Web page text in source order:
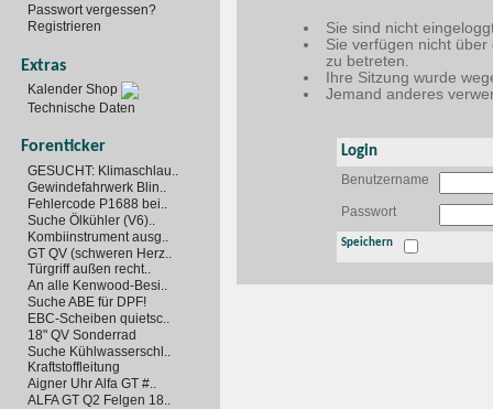
Passwort vergessen?
Registrieren
Extras
Kalender Shop
Technische Daten
Forenticker
GESUCHT: Klimaschlau..
Gewindefahrwerk Blin..
Fehlercode P1688 bei..
Suche Ölkühler (V6)..
Kombiinstrument ausg..
GT QV (schweren Herz..
Türgriff außen recht..
An alle Kenwood-Besi..
Suche ABE für DPF!
EBC-Scheiben quietsc..
18" QV Sonderrad
Suche Kühlwasserschl..
Kraftstoffleitung
Aigner Uhr Alfa GT #..
ALFA GT Q2 Felgen 18..
Sie sind nicht
Sie verfügen nicht
zu betreten.
Ihre Sitzung wurde
Jemand anderes
Login
Benutzername
Passwort
Speichern